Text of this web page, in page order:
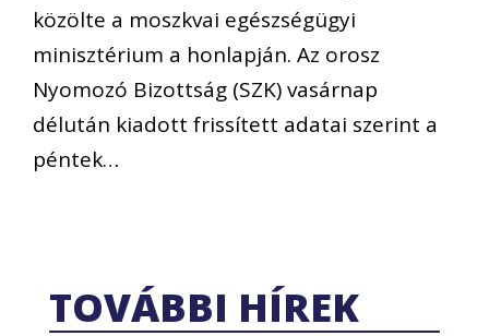
közölte a moszkvai egészségügyi
minisztérium a honlapján. Az orosz
Nyomozó Bizottság (SZK) vasárnap
délután kiadott frissített adatai szerint a
péntek…
TOVÁBBI HÍREK